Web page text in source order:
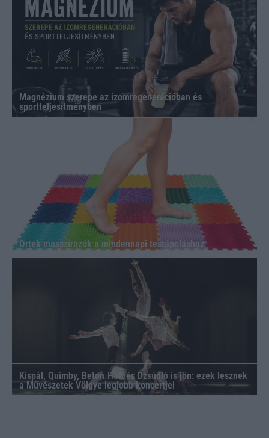
Magnézium szerepe az izomregenerációban és
sportteljesítményben
Ortek masszírozók a mindennapi testápoláshoz
Kispál, Quimby, Beton.Hofi és Dzsúdló is jön: ezek lesznek
a Művészetek Völgye legjobb koncertjei